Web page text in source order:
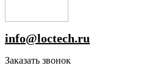
info@loctech.ru
Заказать звонок